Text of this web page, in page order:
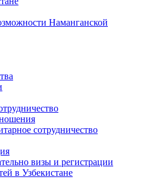
Наманганской
сотрудничество
визы и регистрации
в Узбекистане